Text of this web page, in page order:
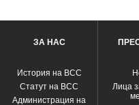
ЗА НАС
История на ВСС
Статут на ВСС
Администрация на
Лица